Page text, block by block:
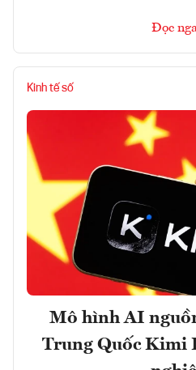
Đọc
Kinh tế số
Mô hình AI
Trung Quốc Kimi